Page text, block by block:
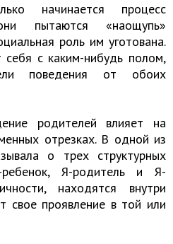
начинается процесс
пытаются «наощупь»
роль им уготована.
себя с каким-нибудь полом,
поведения от обоих
родителей влияет на
отрезках. В одной из
о трех структурных
ребенок, Я-родитель и Я-
находятся внутри
свое проявление в той или